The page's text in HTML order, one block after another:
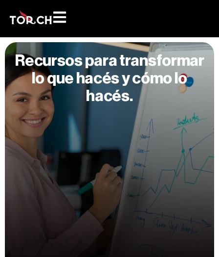
Recursos para transformar
lo que hacés y cómo lo
hacés.